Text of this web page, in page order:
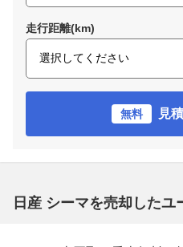
走行距離(km)
無料 見
日産 シーマを売却したユ